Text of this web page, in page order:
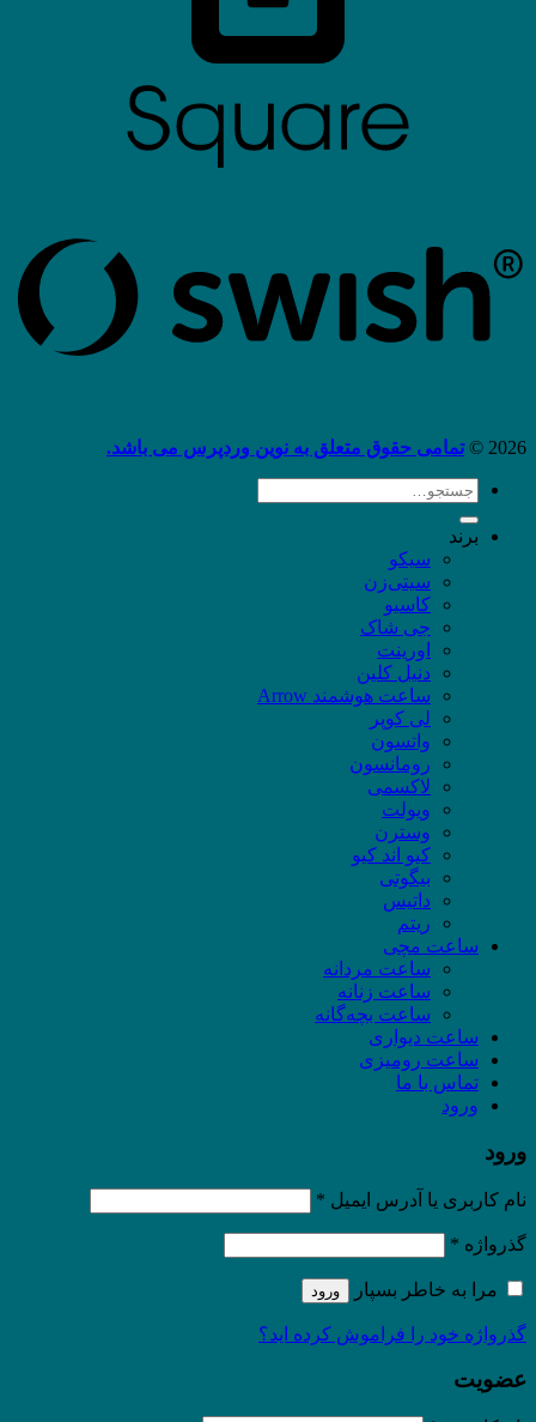
2026 ©
تمامی حقوق متعلق به نوین وردپرس می باشد.
جستجو
برند
سیکو
سیتی‌زن
کاسیو
جی شاک
اورینت
دنیل کلین
ساعت هوشمند Arrow
لی کوپر
واتسون
رومانسون
لاکسمی
ویولت
وسترن
کیو اند کیو
بیگوتی
داتیس
ریتم
ساعت مچی
ساعت مردانه
ساعت زنانه
ساعت بچه‌گانه
ساعت دیواری
ساعت رومیزی
تماس با ما
ورود
ورود
نام کاربری یا آدرس ایمیل *
گذرواژه *
مرا به خاطر بسپار ورود
گذرواژه خود را فراموش کرده اید؟
عضویت